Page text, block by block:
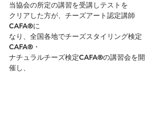
当協会の所定の講習を受講しテストを
クリアした方が、チーズアート認定講師
CAFA®に
なり、全国各地でチーズスタイリング検定
CAFA®・
ナチュラルチーズ検定CAFA®の講習会を開
催し、